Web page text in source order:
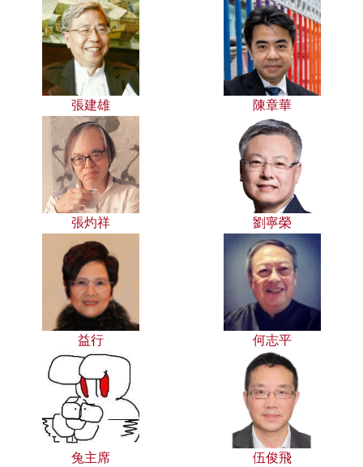
張建雄 陳章華
張灼祥 劉寧榮
益行 何志平
兔主席 伍俊飛